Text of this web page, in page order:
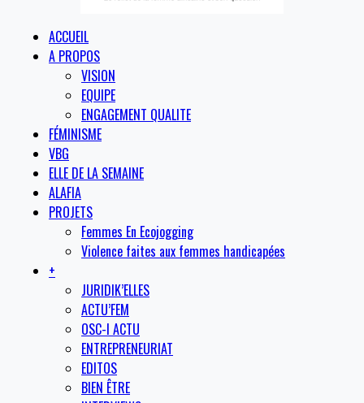
ACCUEIL
A PROPOS
VISION
EQUIPE
ENGAGEMENT QUALITE
FÉMINISME
VBG
ELLE DE LA SEMAINE
ALAFIA
PROJETS
Femmes En Ecojogging
Violence faites aux femmes handicapées
+
JURIDIK’ELLES
ACTU’FEM
OSC-I ACTU
ENTREPRENEURIAT
EDITOS
BIEN ÊTRE